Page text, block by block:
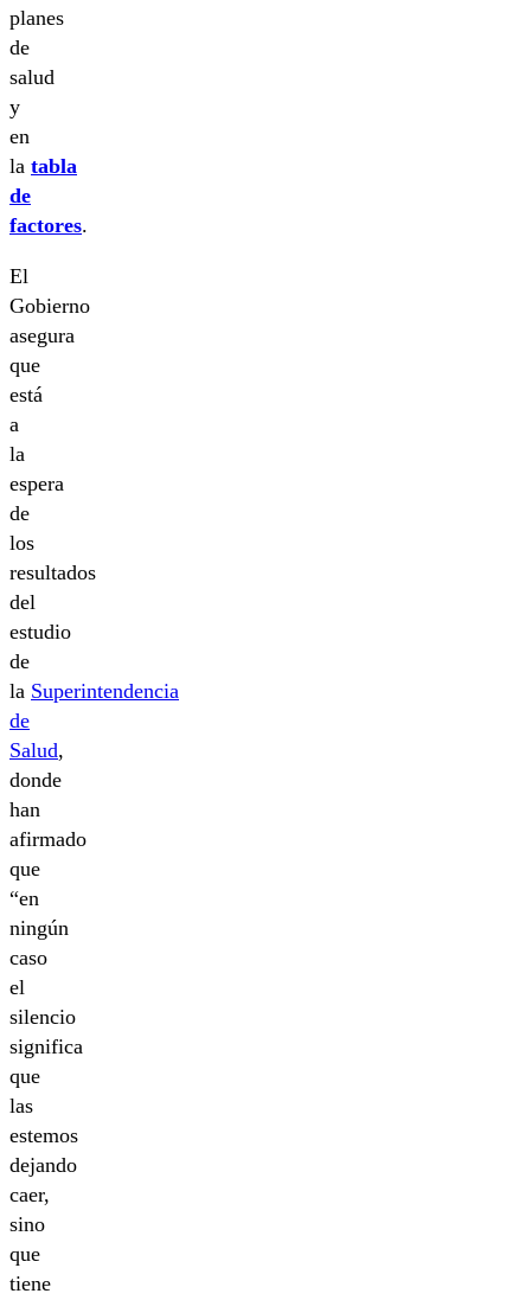
planes
de
salud
y
en
la tabla
de
factores.
El
Gobierno
asegura
que
está
a
la
espera
de
los
resultados
del
estudio
de
la Superintendencia
de
Salud,
donde
han
afirmado
que
“en
ningún
caso
el
silencio
significa
que
las
estemos
dejando
caer,
sino
que
tiene